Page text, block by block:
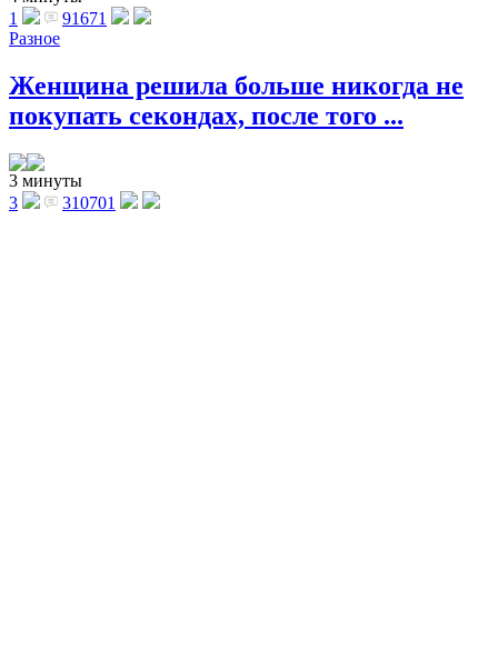
1
91671
Разное
Женщина решила больше никогда не
покупать секондах, после того ...
3 минуты
3
310701